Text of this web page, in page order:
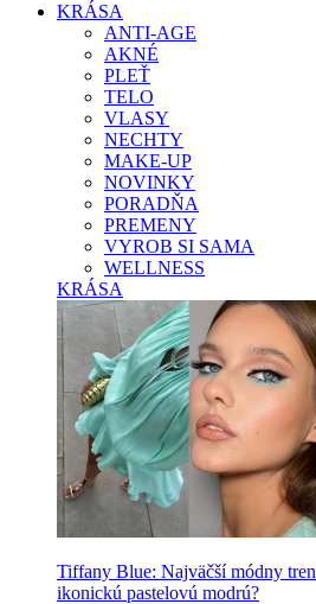
KRÁSA
ANTI-AGE
AKNÉ
PLEŤ
TELO
VLASY
NECHTY
MAKE-UP
NOVINKY
PORADŇA
PREMENY
VYROB SI SAMA
WELLNESS
KRÁSA
Tiffany Blue: Najväčší módny
ikonickú pastelovú modrú?